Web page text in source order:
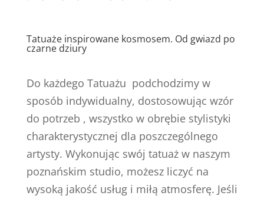
Tatuaże inspirowane kosmosem. Od gwiazd po
czarne dziury
Do każdego Tatuażu podchodzimy w
sposób indywidualny, dostosowując wzór
do potrzeb , wszystko w obrębie stylistyki
charakterystycznej dla poszczególnego
artysty. Wykonując swój tatuaż w naszym
poznańskim studio, możesz liczyć na
wysoką jakość usług i miłą atmosferę. Jeśli